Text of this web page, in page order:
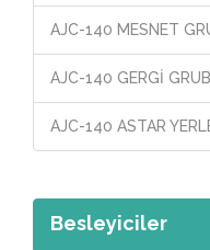
AJC-140 MESNET
AJC-140 GERGİ
AJC-140 ASTAR
Besleyiciler